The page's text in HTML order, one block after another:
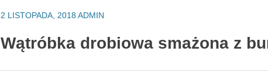
2 LISTOPADA, 2018 ADMIN
Wątróbka drobiowa smażona z